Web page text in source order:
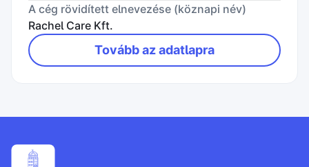
A cég rövidített elnevezése (köznapi név)
Rachel Care Kft.
Tovább az adatlapra